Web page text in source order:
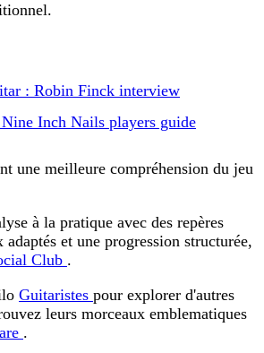
: Robin Finck interview
Inch Nails players guide
une meilleure compréhension du jeu
à la pratique avec des repères
et une progression structurée,
Club .
Guitaristes pour explorer d'autres
leurs morceaux emblematiques
.